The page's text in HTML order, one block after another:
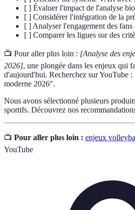
[ ] Évaluer l'impact de l'analyse
[ ] Considérer l'intégration de la
[ ] Analyser l'engagement des fans
[ ] Comparer les ligues sur des
📺 Pour aller plus loin : [Analyse des
2026], une plongée dans les enjeux qui
d'aujourd'hui. Recherchez sur YouTube
moderne 2026".
Nous avons sélectionné plusieurs
sportifs. Découvrez nos
📺 Pour aller plus loin : enjeux
YouTube